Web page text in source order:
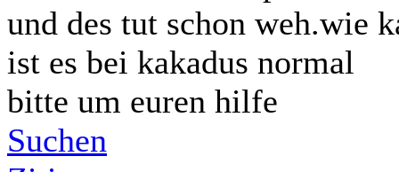
und des tut schon weh.wie
ist es bei kakadus normal
bitte um euren hilfe
Suchen